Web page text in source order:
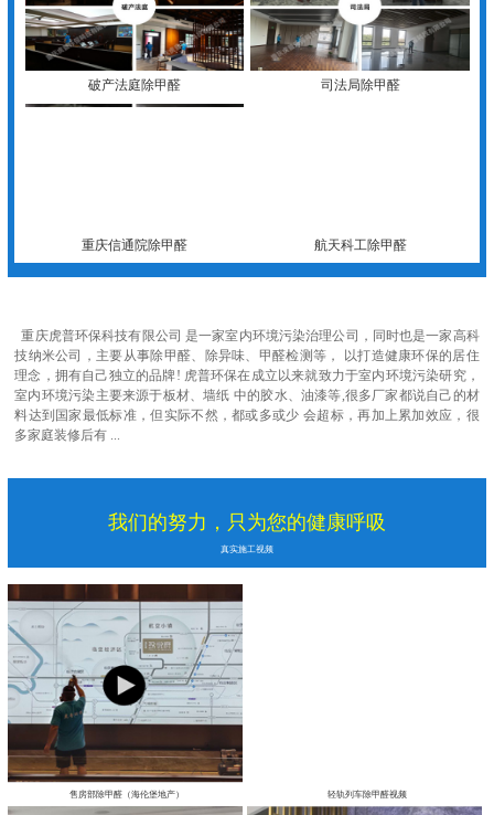
破产法庭除甲醛 司法局除甲醛
重庆信通院除甲醛 航天科工除甲醛
重庆虎普环保科技有限公司 是一家室内环境污染治理公司，同时也是一家高科
技纳米公司，主要从事除甲醛、除异味、甲醛检测等， 以打造健康环保的居住
理念，拥有自己独立的品牌! 虎普环保在成立以来就致力于室内环境污染研究，
室内环境污染主要来源于板材、墙纸 中的胶水、油漆等,很多厂家都说自己的材
料达到国家最低标准，但实际不然，都或多或少 会超标，再加上累加效应，很
多家庭装修后有 ...
我们的努力，只为您的健康呼吸
真实施工视频
售房部除甲醛（海伦堡地产） 轻轨列车除甲醛视频